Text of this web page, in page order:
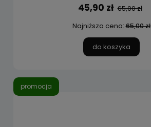
45,90 zł 65,00 zł
Najniższa cena:65,00 zł
do koszyka
promocja